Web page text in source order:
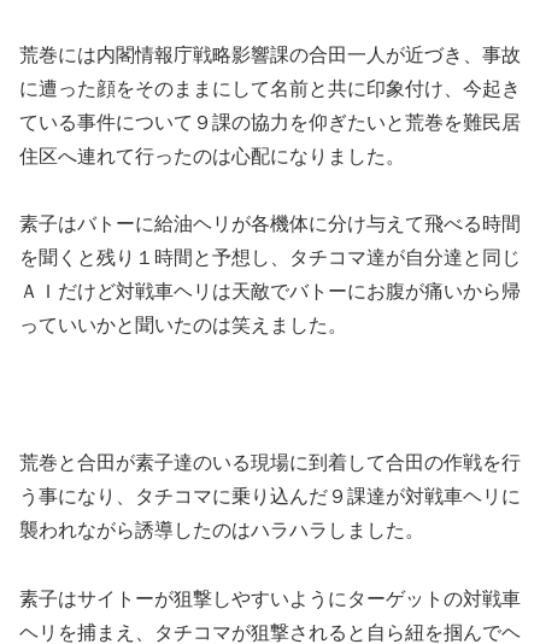
荒巻には内閣情報庁戦略影響課の合田一人が近づき、事故
に遭った顔をそのままにして名前と共に印象付け、今起き
ている事件について９課の協力を仰ぎたいと荒巻を難民居
住区へ連れて行ったのは心配になりました。
素子はバトーに給油ヘリが各機体に分け与えて飛べる時間
を聞くと残り１時間と予想し、タチコマ達が自分達と同じ
ＡＩだけど対戦車ヘリは天敵でバトーにお腹が痛いから帰
っていいかと聞いたのは笑えました。
荒巻と合田が素子達のいる現場に到着して合田の作戦を行
う事になり、タチコマに乗り込んだ９課達が対戦車ヘリに
襲われながら誘導したのはハラハラしました。
素子はサイトーが狙撃しやすいようにターゲットの対戦車
ヘリを捕まえ、タチコマが狙撃されると自ら紐を掴んでヘ